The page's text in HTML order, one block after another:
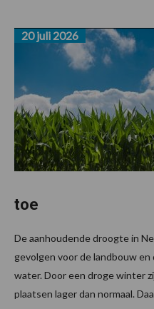
toe
20 juli 2026
De aanhoudende droogte in
gevolgen voor de landbouw
water. Door een droge winter
plaatsen lager dan normaal.